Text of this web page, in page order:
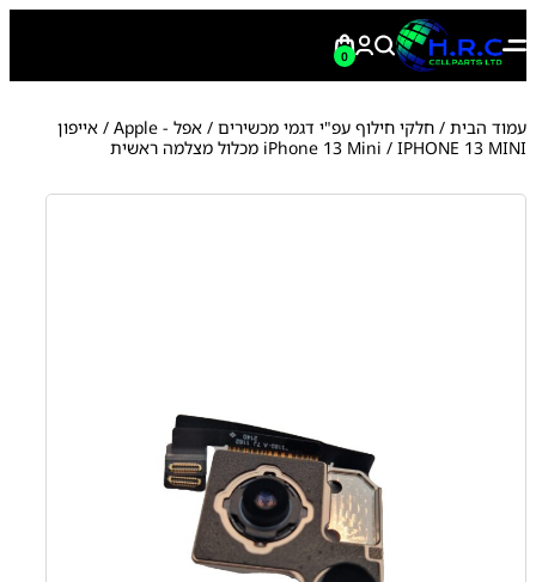
0
עמוד הבית / חלקי חילוף עפ"י דגמי מכשירים / אפל - Apple / אייפון
iPhone 13 Mini / IPHONE 13 MINI מכלול מצלמה ראשית